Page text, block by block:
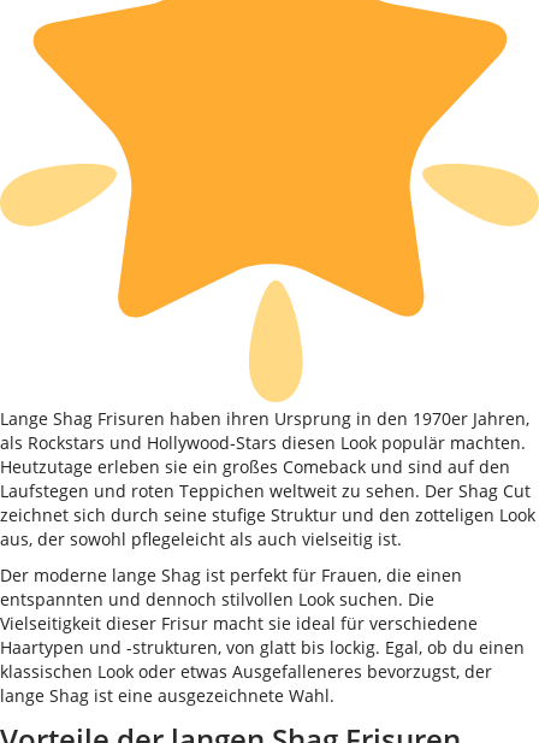
Lange Shag Frisuren haben ihren Ursprung in den 1970er Jahren,
als Rockstars und Hollywood-Stars diesen Look populär machten.
Heutzutage erleben sie ein großes Comeback und sind auf den
Laufstegen und roten Teppichen weltweit zu sehen. Der Shag Cut
zeichnet sich durch seine stufige Struktur und den zotteligen Look
aus, der sowohl pflegeleicht als auch vielseitig ist.
Der moderne lange Shag ist perfekt für Frauen, die einen
entspannten und dennoch stilvollen Look suchen. Die
Vielseitigkeit dieser Frisur macht sie ideal für verschiedene
Haartypen und -strukturen, von glatt bis lockig. Egal, ob du einen
klassischen Look oder etwas Ausgefalleneres bevorzugst, der
lange Shag ist eine ausgezeichnete Wahl.